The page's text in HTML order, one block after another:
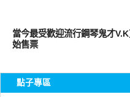
當今最受歡迎流行鋼琴鬼才
始售票
點子專區